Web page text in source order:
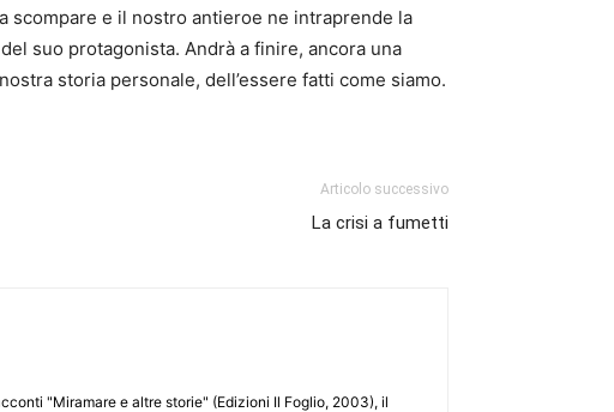
scompare e il nostro antieroe ne intraprende la
suo protagonista. Andrà a finire, ancora una
storia personale, dell’essere fatti come siamo.
Articolo successivo
La crisi a fumetti
"Miramare e altre storie" (Edizioni Il Foglio, 2003), il